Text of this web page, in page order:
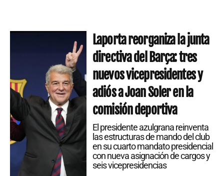
Laporta reorganiza la junta
directiva del Barça: tres
nuevos vicepresidentes y
adiós a Joan Soler en la
comisión deportiva
El presidente azulgrana reinventa
las estructuras de mando del club
en su cuarto mandato presidencial
con nueva asignación de cargos y
seis vicepresidencias